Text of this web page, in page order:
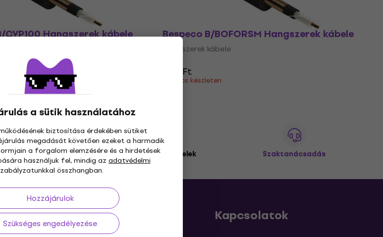
a sütik használatához
biztosítása érdekében sütiket
megadását követően ezeket a harmadik
a forgalom elemzésére és a hirdetések
használjuk fel, mindig az adatvédelmi
összhangban.
Hozzájárulok
Szükséges engedélyezése
CVP100 Hangszerek kábele Bespeco B/BOFORSM Hangszerek kábele
Hangszerek kábele
600 Ft
Nincs készleten
szállítás59 000 Ft -tól 3M+ ügyfelek Szaktanácsadás
Hasznos Kapcsolatok